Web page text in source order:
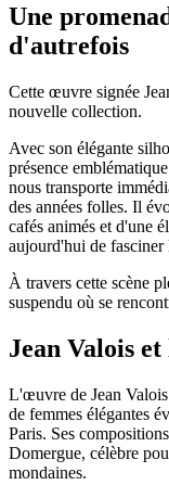
Une
d'autrefois
Cette œuvre signée
nouvelle collection.
Avec son élégante
présence
nous transporte
des années folles. Il
cafés animés et d'une
aujourd'hui de fasciner
À travers cette scène
suspendu où se
Jean Valois et
L'œuvre de Jean Valois
de femmes élégantes
Paris. Ses
Domergue, célèbre
mondaines.